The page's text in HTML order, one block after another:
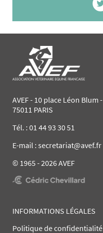
AVEF - 10 place Léon Blum -
75011 PARIS
Tél. : 01 44 93 30 51
E-mail : secretariat@avef.fr
© 1965 - 2026 AVEF
INFORMATIONS LÉGALES
Politique de confidentialité